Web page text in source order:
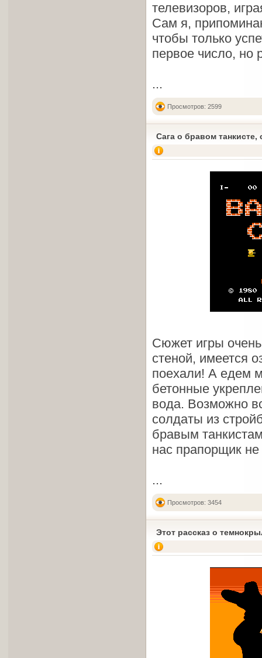
телевизоров,
Сам я,
чтобы только
первое число, но
...
Просмотров: 2599
Сага о бравом
Сюжет игры
стеной, имеется
поехали! А едем
бетонные
вода. Возможно
солдаты из
бравым
нас прапорщик не
...
Просмотров: 3454
Этот рассказ о